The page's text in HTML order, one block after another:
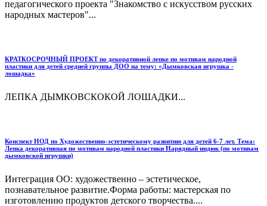
педагогического проекта "Знакомство с искусством русских
народных мастеров"...
КРАТКОСРОЧНЫЙ ПРОЕКТ по декоративной лепке по мотивам народной
пластики для детей средней группы ДОО на тему: «Дымковская игрушка -
лошадка»
ЛЕПКА ДЫМКОВСКОКОЙ ЛОШАДКИ...
Конспект НОД по Художественно-эстетическому развитию для детей 6-7 лет. Тема:
Лепка декоративная по мотивам народной пластики Нарядный индюк (по мотивам
дымковской игрушки)
Интеграция ОО: художественно – эстетическое,
познавательное развитие.Форма работы: мастерская по
изготовлению продуктов детского творчества....